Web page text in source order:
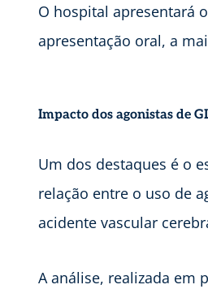
O hospital apresentará
apresentação oral, a
Impacto dos agonistas de
Um dos destaques é o
relação entre o uso de
acidente vascular
A análise, realizada em